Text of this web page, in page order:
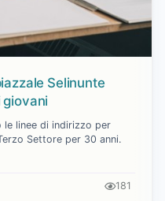
Selinunte
giovani
le linee di indirizzo per
Settore per 30 anni.
181